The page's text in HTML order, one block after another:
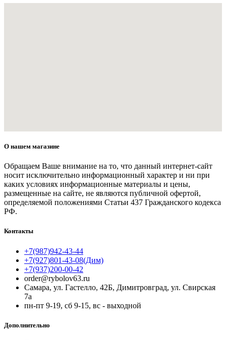
О нашем магазине
Обращаем Ваше внимание на то, что данный интернет-сайт
носит исключительно информационный характер и ни при
каких условиях информационные материалы и цены,
размещенные на сайте, не являются публичной офертой,
определяемой положениями Статьи 437 Гражданского кодекса
РФ.
Контакты
+7(987)942-43-44
+7(927)801-43-08(Дим)
+7(937)200-00-42
order@rybolov63.ru
Самара, ул. Гастелло, 42Б, Димитровград, ул. Свирская
7а
пн-пт 9-19, сб 9-15, вс - выходной
Дополнительно